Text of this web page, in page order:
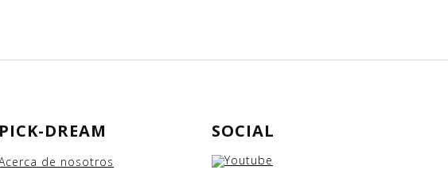
PICK-DREAM
de nosotros
SOCIAL